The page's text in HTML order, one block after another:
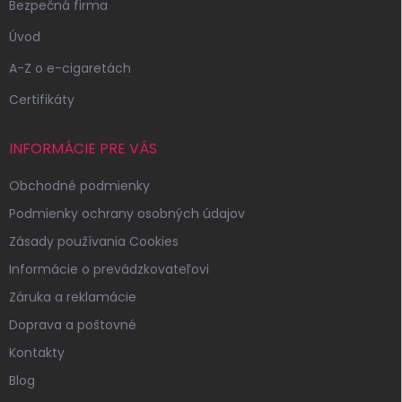
Bezpečná firma
Úvod
A-Z o e-cigaretách
Certifikáty
INFORMÁCIE PRE VÁS
Obchodné podmienky
Podmienky ochrany osobných údajov
Zásady používania Cookies
Informácie o prevádzkovateľovi
Záruka a reklamácie
Doprava a poštovné
Kontakty
Blog